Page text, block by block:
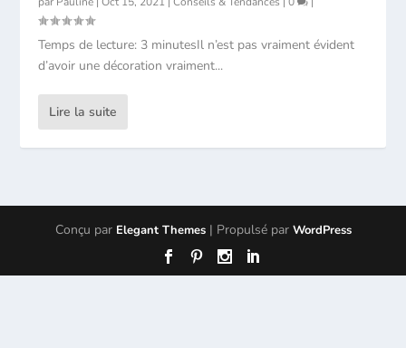
Temps de lecture: 3 minutesIl n’est pas vraiment évident
d’avoir une décoration vraiment...
Lire la suite
Conçu par Elegant Themes| Propulsé par WordPress